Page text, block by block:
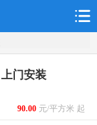
门安装
90.00元/平方米 起